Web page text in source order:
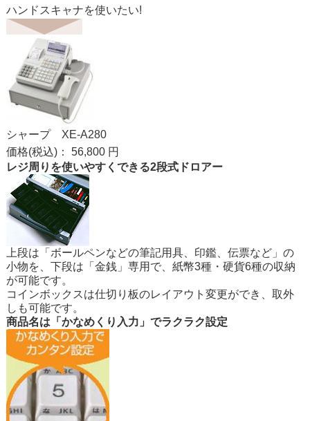
ハンドスキャナを使いたい!
シャープ XE-A280
価格(税込)：
56,800 円
レジ周りを使いやすくできる2段式ドロアー
上段は「ボールペンなどの筆記用具、印鑑、伝票など」の
小物を、下段は「金銭」専用で、紙幣3種・硬貨6種の収納
が可能です。
コインボックスは仕切り板のレイアウト変更ができ、取外
しも可能です。
商品名は「かなめくり入力」でラクラク設定